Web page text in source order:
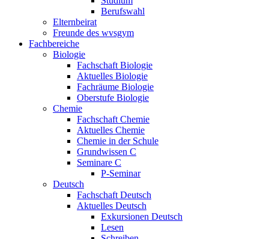
Berufswahl
Elternbeirat
Freunde des wvsgym
Fachbereiche
Biologie
Fachschaft Biologie
Aktuelles Biologie
Fachräume Biologie
Oberstufe Biologie
Chemie
Fachschaft Chemie
Aktuelles Chemie
Chemie in der Schule
Grundwissen C
Seminare C
P-Seminar
Deutsch
Fachschaft Deutsch
Aktuelles Deutsch
Exkursionen Deutsch
Lesen